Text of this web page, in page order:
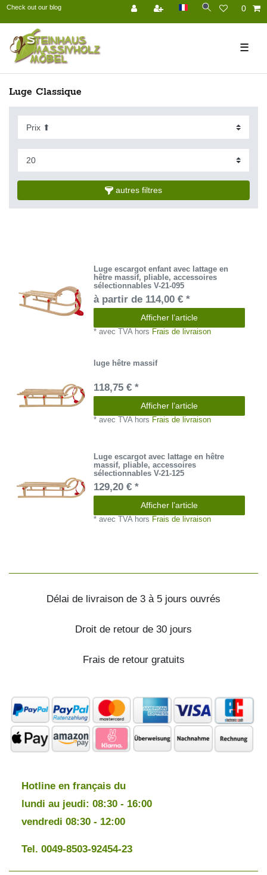
Check out our blog 0
☰
Luge Classique
autres filtres
Luge escargot enfant avec lattage en
hêtre massif, pliable, accessoires
sélectionnables V-21-095
à partir de 114,00 € *
Afficher l’article
*avec TVAhors Frais de livraison
luge hêtre massif
118,75 € *
Afficher l’article
*avec TVA hors Frais de livraison
Luge escargot avec lattage en hêtre
massif, pliable, accessoires
sélectionnables V-21-125
129,20 € *
Afficher l’article
*avec TVAhors Frais de livraison
Délai de livraison de 3 à 5 jours ouvrés
Droit de retour de 30 jours
Frais de retour gratuits
Hotline en français du
lundi au jeudi: 08:30 - 16:00
vendredi 08:30 - 12:00
Tel. 0049-8503-92454-23